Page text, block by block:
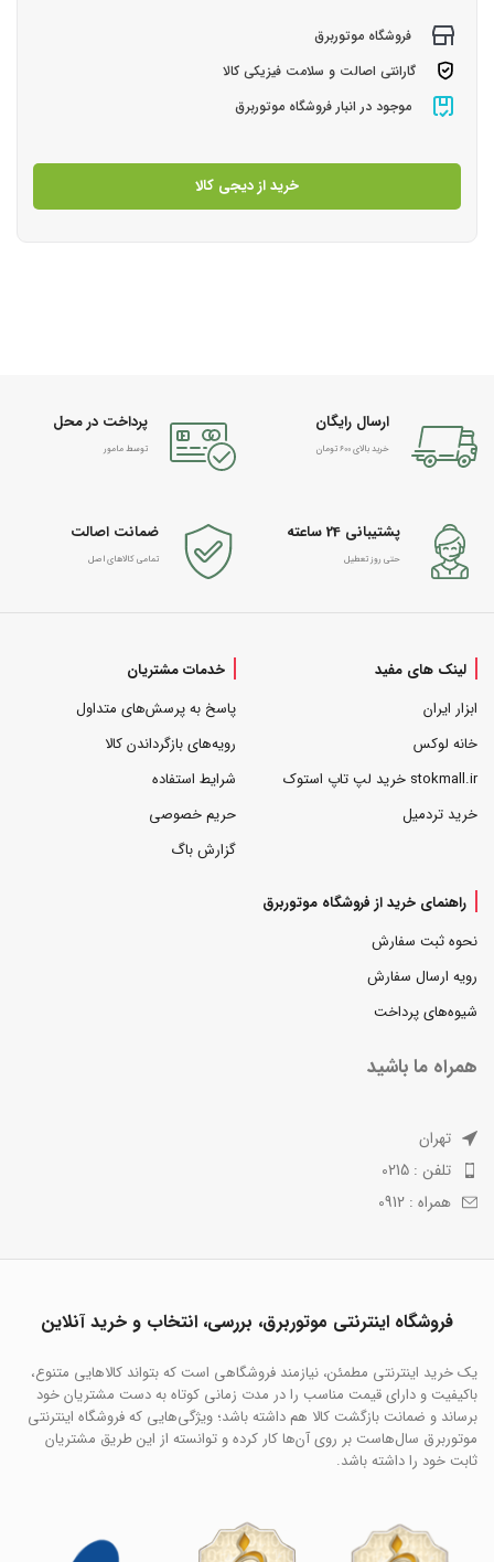
فروشگاه موتوربرق
گارانتی اصالت و سلامت فیزیکی کالا
موجود در انبار فروشگاه موتوربرق
خرید از دیجی کالا
ارسال رایگان
خرید بالای 600 تومان
پرداخت در محل
توسط مامور
پشتیبانی 24 ساعته
حتی روز تعطیل
ضمانت اصالت
تمامی کالاهای اصل
لینک های مفید
ابزار ایران
خانه لوکس
stokmall.ir خرید لپ تاپ استوک
خرید تردمیل
خدمات مشتریان
پاسخ به پرسش‌های متداول
رویه‌های بازگرداندن کالا
شرایط استفاده
حریم خصوصی
گزارش باگ
راهنمای خرید از فروشگاه موتوربرق
نحوه ثبت سفارش
رویه ارسال سفارش
شیوه‌های پرداخت
همراه ما باشید
تهران
تلفن : 0215
همراه : 0912
فروشگاه اینترنتی موتوربرق، بررسی، انتخاب و خرید آنلاین
یک خرید اینترنتی مطمئن، نیازمند فروشگاهی است که بتواند کالاهایی متنوع،
باکیفیت و دارای قیمت مناسب را در مدت زمانی کوتاه به دست مشتریان خود
برساند و ضمانت بازگشت کالا هم داشته باشد؛ ویژگی‌هایی که فروشگاه اینترنتی
موتوربرق سال‌هاست بر روی آن‌ها کار کرده و توانسته از این طریق مشتریان
ثابت خود را داشته باشد.